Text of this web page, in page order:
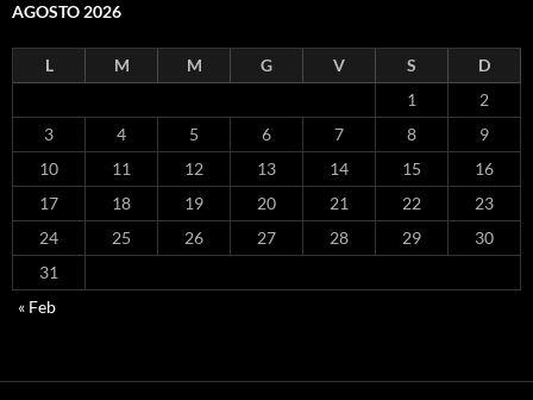
AGOSTO 2026
L M M G V S
D
1
2
3
4 5 6 7 8
9
10
11 12 13 14 15
16
17
18 19 20 21 22
23
24
25 26 27 28 29
30
31
« Feb